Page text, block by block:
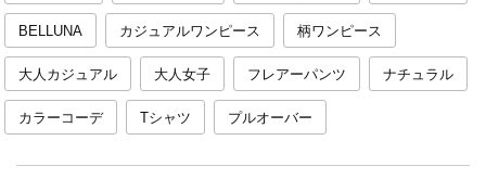
BELLUNA カジュアルワンピース 柄ワンピース
大人カジュアル 大人女子 フレアーパンツ ナチュラル
カラーコーデ Tシャツ プルオーバー